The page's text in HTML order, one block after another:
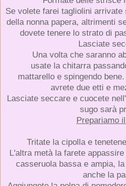
Se volete farei tagliolini
della nonna papera, altrimenti
dovete tenere lo strato di
Lasciate
Una volta che saranno
usate la chitarra
mattarello e spingendo
avrete due etti e
Lasciate seccare e cuocete
sugo sarà
Prepariamo
Tritate la cipolla e
L'altra metà la farete
casseruola bassa e ampia,
anche la